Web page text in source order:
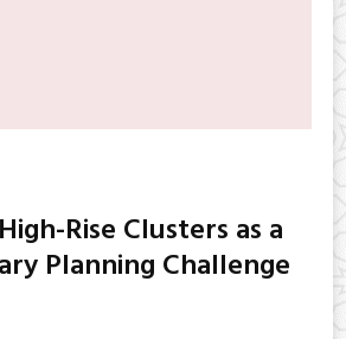
Rise Clusters as a
Planning Challenge